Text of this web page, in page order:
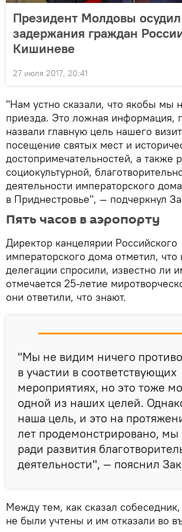
Президент Молдовы осудил
задержания граждан
Кишиневе
27 июля 2017, 20:41
"Нам устно сказали, что якобы мы
приезда. Это ложная информация,
назвали главную цель нашего
посещение святых мест и
достопримечательностей, а также
социокультурной,
деятельности императорского дома
в Приднестровье", — подчеркнул
Пять часов в аэропорту
Директор канцелярии Российского
императорского дома отметил, что
делегации спросили, известно ли
отмечается 25-летие
они ответили, что знают.
"Мы не видим ничего
в участии в соответствующих
мероприятиях, но это тоже
одной из наших целей.
наша цель, и это на
лет продемонстрировано,
ради развития
деятельности", — пояснил
Между тем, как сказал
не были учтены и им отказали во